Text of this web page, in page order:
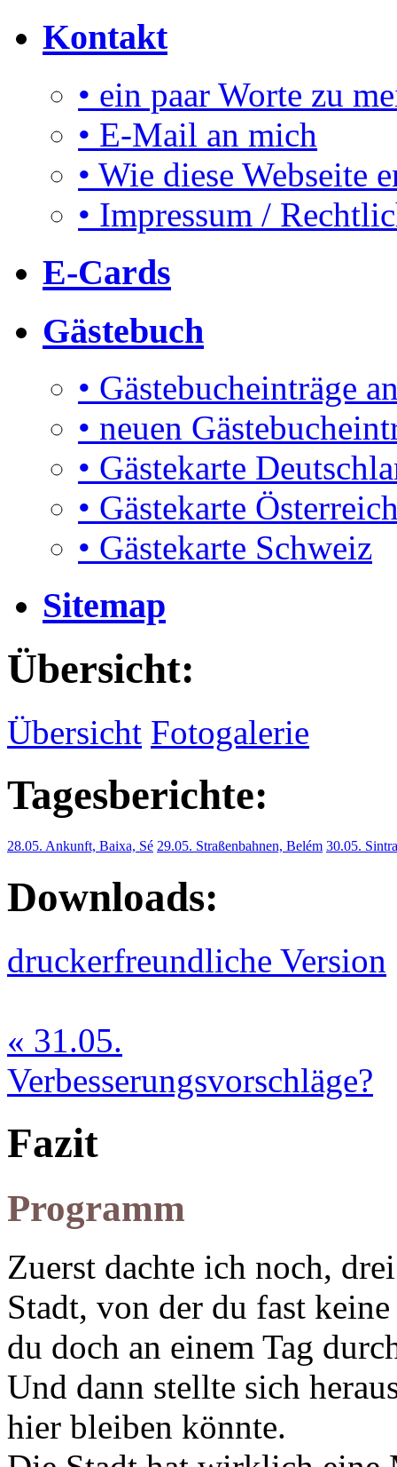
Kontakt
• ein paar Worte zu
• E-Mail an mich
• Wie diese Webseite
• Impressum /
E-Cards
Gästebuch
• Gästebucheinträge
• neuen
• Gästekarte
• Gästekarte
• Gästekarte Schweiz
Sitemap
Übersicht:
Übersicht Fotogalerie
Tagesberichte:
28.05. Ankunft, Baixa, Sé 29.05. Straßenbahnen, Belém 30.05.
Downloads:
druckerfreundliche Version
« 31.05.
Verbesserungsvorschläge?
Fazit
Programm
Zuerst dachte ich noch,
Stadt, von der du fast
du doch an einem Tag
Und dann stellte sich
hier bleiben könnte.